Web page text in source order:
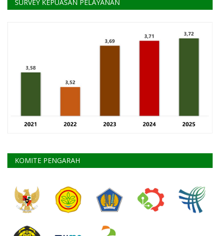
SURVEY KEPUASAN PELAYANAN
KOMITE PENGARAH